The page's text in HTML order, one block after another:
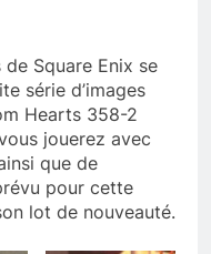
Square Enix se
série d’images
Hearts 358-2
jouerez avec
que de
pour cette
lot de nouveauté.